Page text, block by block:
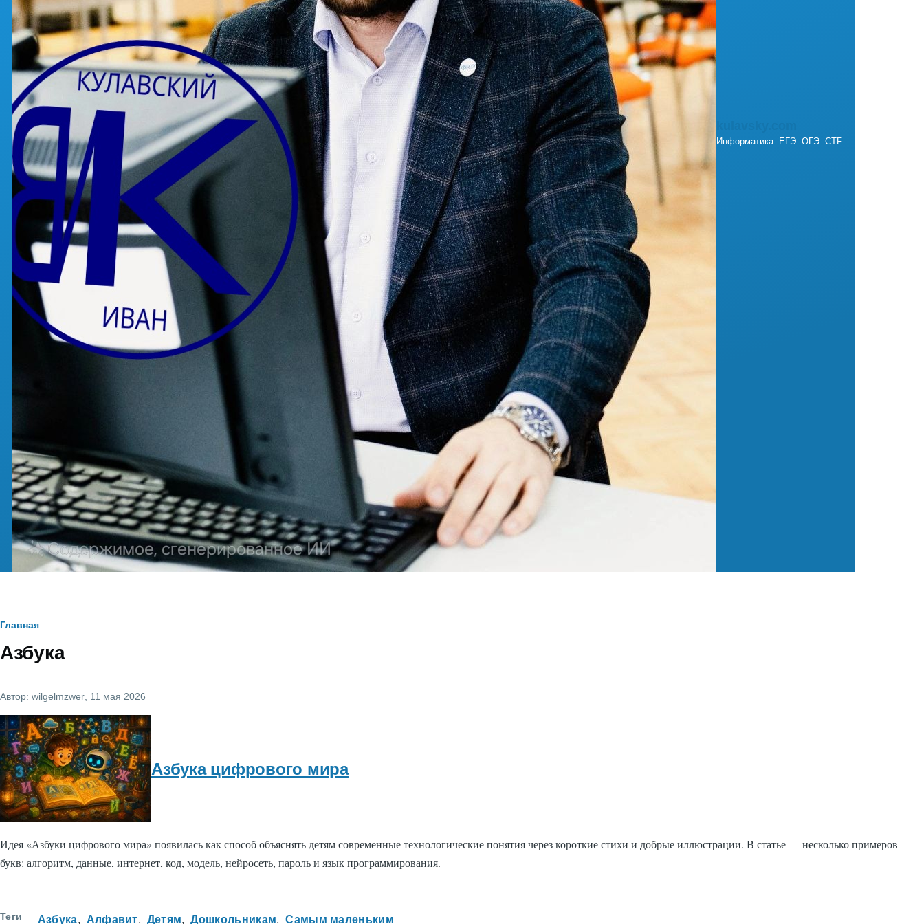
Информатика. ЕГЭ. ОГЭ. CTF
Строка
навигации
Главная
Азбука
Автор: wilgelmzwer , 11 мая 2026
Азбука цифрового мира
Идея «Азбуки цифрового мира» появилась как способ объяснять детям современные технологические понятия через короткие стихи и добрые иллюстрации. В статье — несколько примеров
букв: алгоритм, данные, интернет, код, модель, нейросеть, пароль и язык программирования.
Теги Азбука Алфавит Детям Дошкольникам Самым маленьким